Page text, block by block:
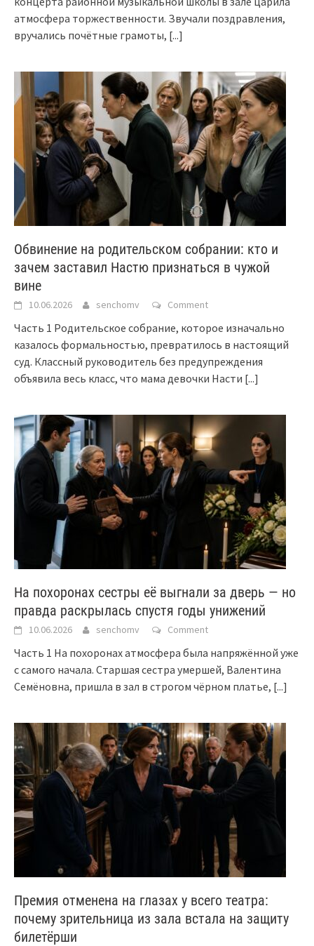
атмосфера торжественности. Звучали поздравления,
вручались почётные грамоты, [...]
Обвинение на родительском собрании: кто и
зачем заставил Настю признаться в чужой
вине
10.06.2026 senchomv Comment
Часть 1 Родительское собрание, которое изначально
казалось формальностью, превратилось в настоящий
суд. Классный руководитель без предупреждения
объявила весь класс, что мама девочки Насти [...]
На похоронах сестры её выгнали за дверь — но
правда раскрылась спустя годы унижений
10.06.2026 senchomv Comment
Часть 1 На похоронах атмосфера была напряжённой уже
с самого начала. Старшая сестра умершей, Валентина
Семёновна, пришла в зал в строгом чёрном платье, [...]
Премия отменена на глазах у всего театра:
почему зрительница из зала встала на защиту
билетёрши